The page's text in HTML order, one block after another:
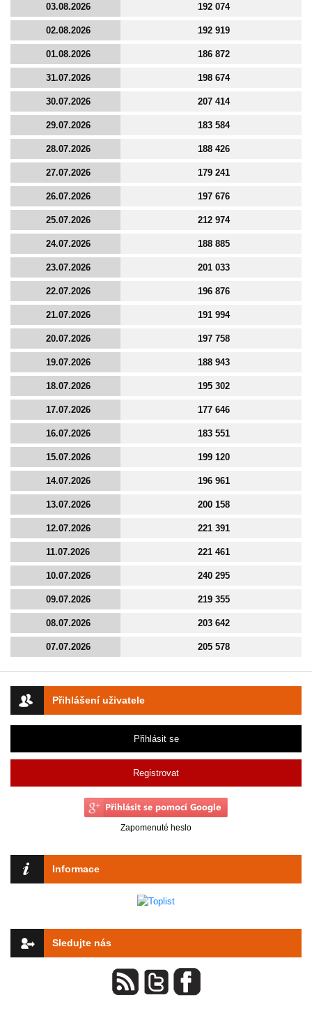
Přihlášení uživatele
Přihlásit se
Registrovat
Zapomenuté heslo
Informace
Sledujte nás
03.08.2026 192 074
02.08.2026 192 919
01.08.2026 186 872
31.07.2026 198 674
30.07.2026 207 414
29.07.2026 183 584
28.07.2026 188 426
27.07.2026 179 241
26.07.2026 197 676
25.07.2026 212 974
24.07.2026 188 885
23.07.2026 201 033
22.07.2026 196 876
21.07.2026 191 994
20.07.2026 197 758
19.07.2026 188 943
18.07.2026 195 302
17.07.2026 177 646
16.07.2026 183 551
15.07.2026 199 120
14.07.2026 196 961
13.07.2026 200 158
12.07.2026 221 391
11.07.2026 221 461
10.07.2026 240 295
09.07.2026 219 355
08.07.2026 203 642
07.07.2026 205 578